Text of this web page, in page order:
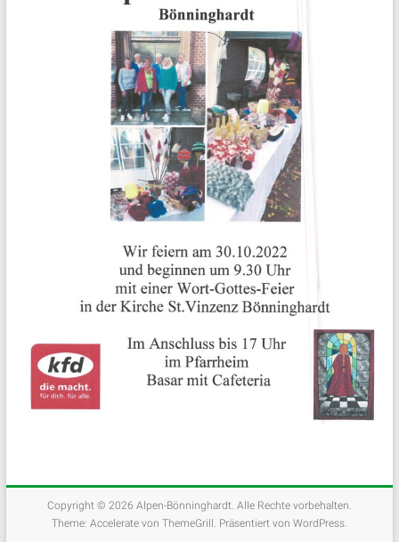
Copyright © 2026 Alpen-Bönninghardt . Alle Rechte vorbehalten.
Theme: Acceleratevon ThemeGrill. Präsentiert von WordPress.